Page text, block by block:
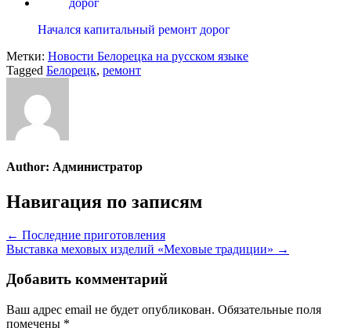
Начался капитальный ремонт дорог
Метки: Новости Белорецка на русском языке
Tagged Белорецк, ремонт
Author: Администратор
Навигация по записям
← Последние приготовления
Выставка меховых изделий «Меховые традиции» →
Добавить комментарий
Ваш адрес email не будет опубликован. Обязательные поля
помечены *